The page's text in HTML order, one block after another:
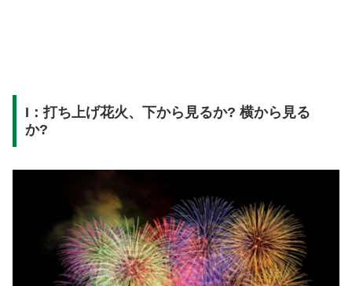
I：打ち上げ花火、下から見るか? 横から見る
か?